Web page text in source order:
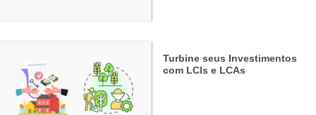
Turbine seus Investimentos
com LCIs e LCAs